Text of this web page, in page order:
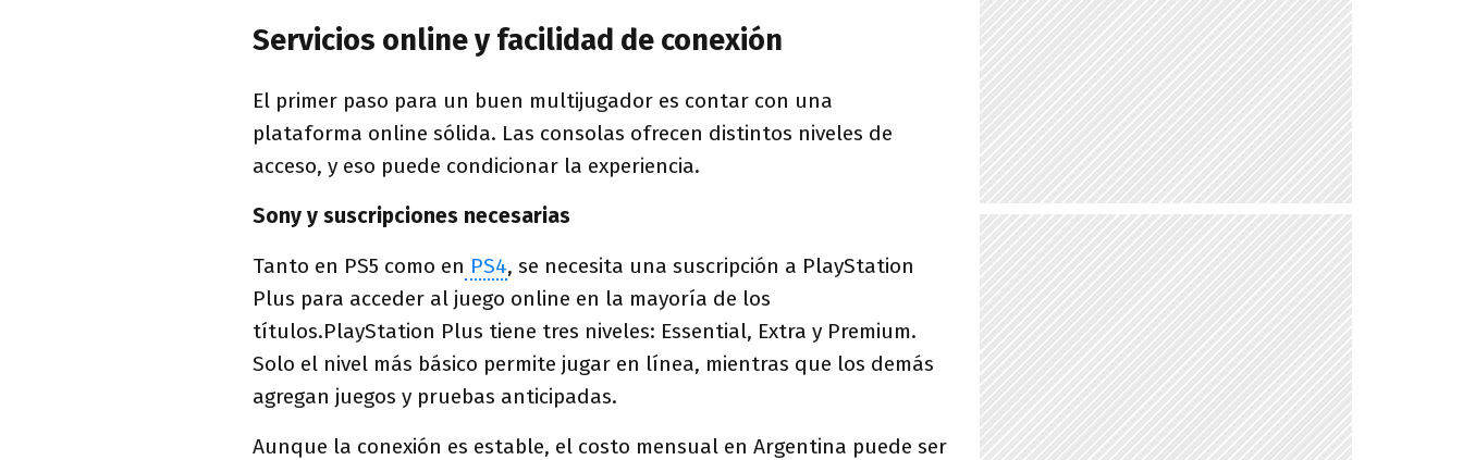
Servicios online y facilidad de conexión
El primer paso para un buen multijugador es contar con una
plataforma online sólida. Las consolas ofrecen distintos niveles de
acceso, y eso puede condicionar la experiencia.
Sony y suscripciones necesarias
Tanto en PS5 como en PS4, se necesita una suscripción a PlayStation
Plus para acceder al juego online en la mayoría de los
títulos.PlayStation Plus tiene tres niveles: Essential, Extra y Premium.
Solo el nivel más básico permite jugar en línea, mientras que los demás
agregan juegos y pruebas anticipadas.
Aunque la conexión es estable, el costo mensual en Argentina puede ser